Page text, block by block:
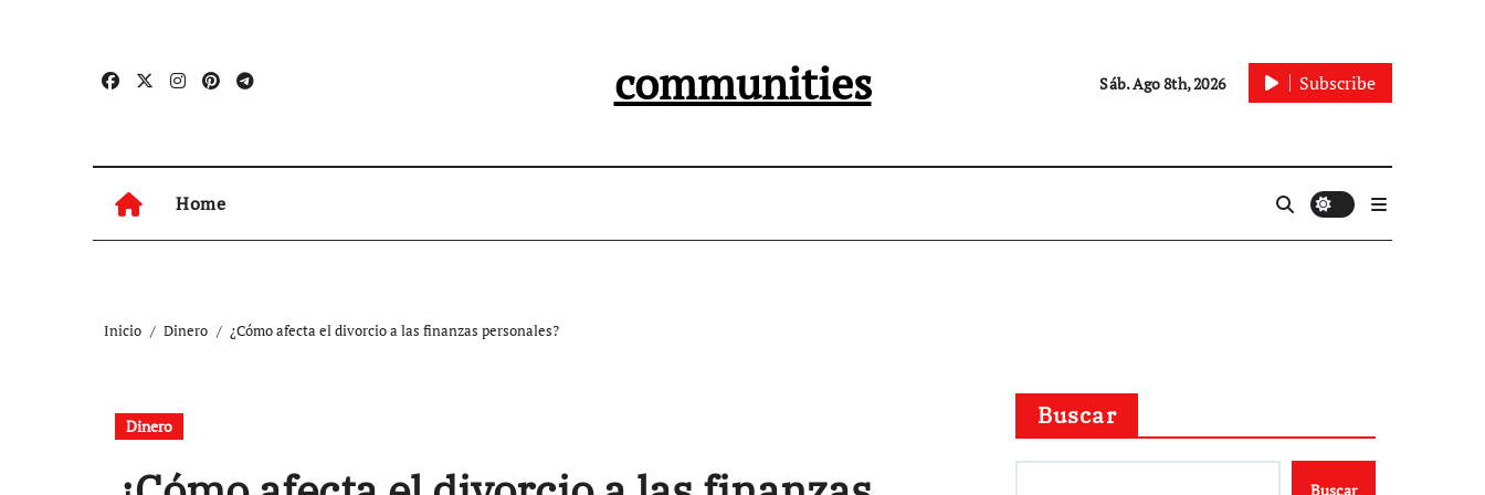
communities Sáb. Ago 8th, 2026 Subscribe
Home
Inicio Dinero ¿Cómo afecta el divorcio a las finanzas personales?
Dinero Buscar
Buscar